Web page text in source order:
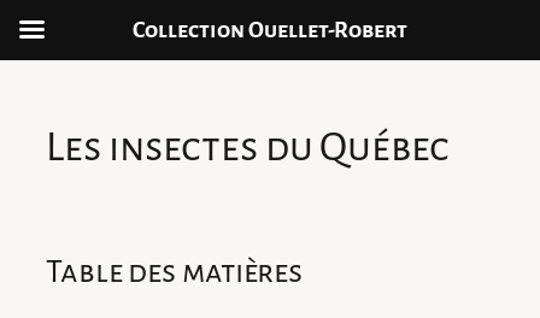
contentLes insectes du Québec
Table des matières
Collection Ouellet-Robert